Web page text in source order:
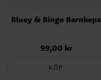
Bluey & Bingo Barnkeps
Pris:99,00 kr
99,00 kr
KÖP